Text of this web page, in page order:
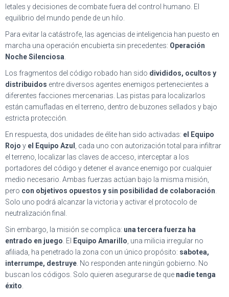
letales y decisiones de combate fuera del control humano. El
equilibrio del mundo pende de un hilo.
Para evitar la catástrofe, las agencias de inteligencia han puesto en
marcha una operación encubierta sin precedentes: Operación
Noche Silenciosa
Los fragmentos del código robado han sido divididos, ocultos y
distribuidos entre diversos agentes enemigos pertenecientes a
diferentes facciones mercenarias. Las pistas para localizarlos
están camufladas en el terreno, dentro de buzones sellados y bajo
estricta protección.
En respuesta, dos unidades de élite han sido activadas: el Equipo
Rojo y el Equipo Azul
, cada uno con autorización total para infiltrar
el terreno, localizar las claves de acceso, interceptar a los
portadores del código y detener el avance enemigo por cualquier
medio necesario. Ambas fuerzas actúan bajo la misma misión,
pero con objetivos opuestos y sin posibilidad de colaboración
Solo uno podrá alcanzar la victoria y activar el protocolo de
neutralización final.
Sin embargo, la misión se complica: una tercera fuerza ha
entrado en juego . El Equipo Amarillo , una milicia irregular no
afiliada, ha penetrado la zona con un único propósito: sabotea,
interrumpe, destruye . No responden ante ningún gobierno. No
buscan los códigos. Solo quieren asegurarse de que nadie tenga
éxito